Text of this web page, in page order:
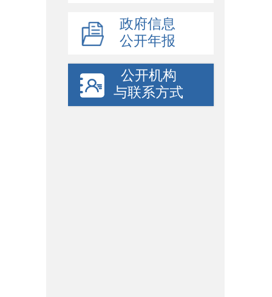
政府信息
公开年报
公开机构
与联系方式